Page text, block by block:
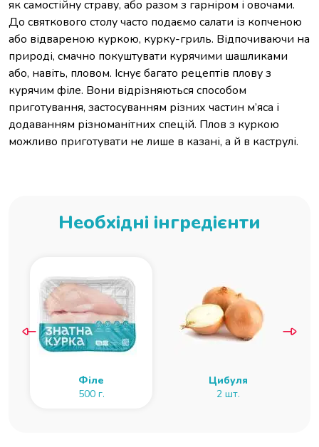
як самостійну страву, або разом з гарніром і овочами.
До святкового столу часто подаємо салати із копченою
або відвареною куркою, курку-гриль. Відпочиваючи на
природі, смачно покуштувати курячими шашликами
або, навіть, пловом. Існує багато рецептів плову з
курячим філе. Вони відрізняються способом
приготування, застосуванням різних частин м’яса і
додаванням різноманітних спецій. Плов з куркою
можливо приготувати не лише в казані, а й в каструлі.
Необхідні інгредієнти
Філе
500 г.
Цибуля
2 шт.